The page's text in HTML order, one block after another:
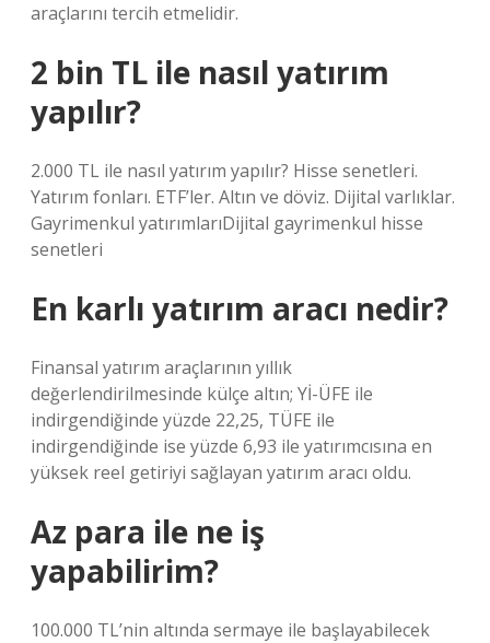
araçlarını tercih etmelidir.
2 bin TL ile nasıl yatırım
yapılır?
2.000 TL ile nasıl yatırım yapılır? Hisse senetleri.
Yatırım fonları. ETF’ler. Altın ve döviz. Dijital varlıklar.
Gayrimenkul yatırımlarıDijital gayrimenkul hisse
senetleri
En karlı yatırım aracı nedir?
Finansal yatırım araçlarının yıllık
değerlendirilmesinde külçe altın; Yİ-ÜFE ile
indirgendiğinde yüzde 22,25, TÜFE ile
indirgendiğinde ise yüzde 6,93 ile yatırımcısına en
yüksek reel getiriyi sağlayan yatırım aracı oldu.
Az para ile ne iş
yapabilirim?
100.000 TL’nin altında sermaye ile başlayabilecek